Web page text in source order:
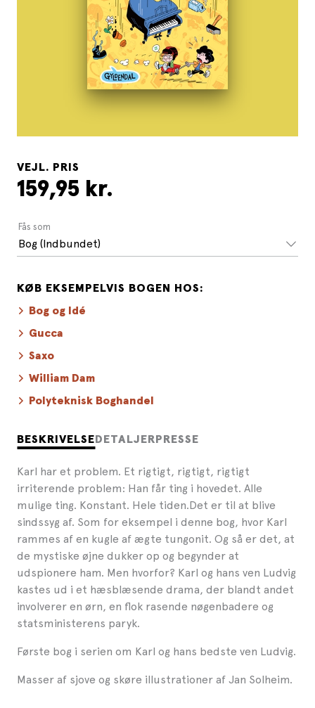
BESKRIVELSE DETALJER PRESSE
Karl har et problem. Et rigtigt, rigtigt, rigtigt
irriterende problem: Han får ting i hovedet. Alle
mulige ting. Konstant. Hele tiden.Det er til at blive
sindssyg af. Som for eksempel i denne bog, hvor Karl
rammes af en kugle af ægte tungonit. Og så er det, at
de mystiske øjne dukker op og begynder at
udspionere ham. Men hvorfor? Karl og hans ven Ludvig
kastes ud i et hæsblæsende drama, der blandt andet
involverer en ørn, en flok rasende nøgenbadere og
statsministerens paryk.
Første bog i serien om Karl og hans bedste ven Ludvig.
Masser af sjove og skøre illustrationer af Jan Solheim.
VEJL. PRIS
159,95 kr.
Fås som
Bog (Indbundet)
KØB EKSEMPELVIS BOGEN HOS:
Bog og Idé
Gucca
Saxo
William Dam
Polyteknisk Boghandel